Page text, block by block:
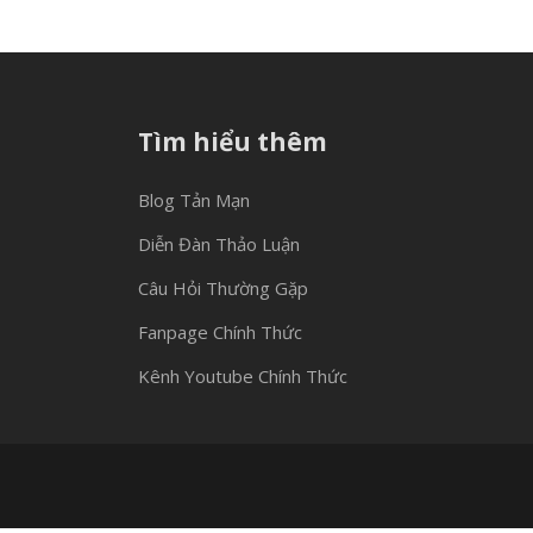
Tìm hiểu thêm
Blog Tản Mạn
Diễn Đàn Thảo Luận
Câu Hỏi Thường Gặp
Fanpage Chính Thức
Kênh Youtube Chính Thức